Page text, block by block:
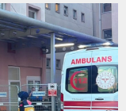
İstanbul’da...